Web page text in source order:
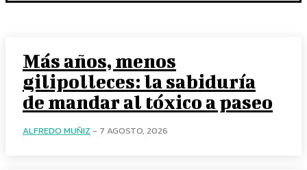
Más años, menos
gilipolleces: la sabiduría
de mandar al tóxico a paseo
ALFREDO MUÑIZ - 7 AGOSTO, 2026